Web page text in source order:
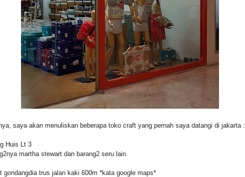
saya akan menuliskan beberapa toko craft yang pernah saya datangi di jakarta :
Huis Lt 3
martha stewart dan barang2 seru lain.
gondangdia trus jalan kaki 600m *kata google maps*